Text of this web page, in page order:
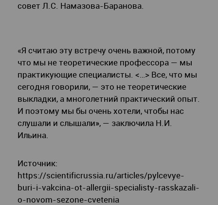
совет Л.С. Намазова-Баранова.
«Я считаю эту встречу очень важной, потому
что мы не теоретические профессора — мы
практикующие специалисты. <…> Все, что мы
сегодня говорили, — это не теоретические
выкладки, а многолетний практический опыт.
И поэтому мы бы очень хотели, чтобы нас
слушали и слышали», — заключила Н.И.
Ильина.
Источник:
https://scientificrussia.ru/articles/pylcevye-
buri-i-vakcina-ot-allergii-specialisty-rasskazali-
o-novom-sezone-cvetenia